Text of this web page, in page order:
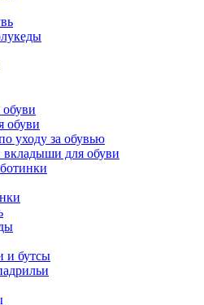
обуви
уходу за обувью
вкладыши для обуви
и бутсы